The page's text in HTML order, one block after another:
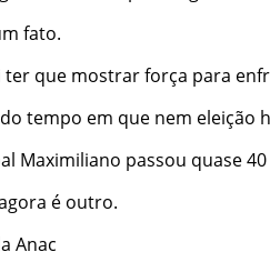
fato.
ter que mostrar força para
tempo em que nem eleição
Maximiliano passou quase
é outro.
Anac